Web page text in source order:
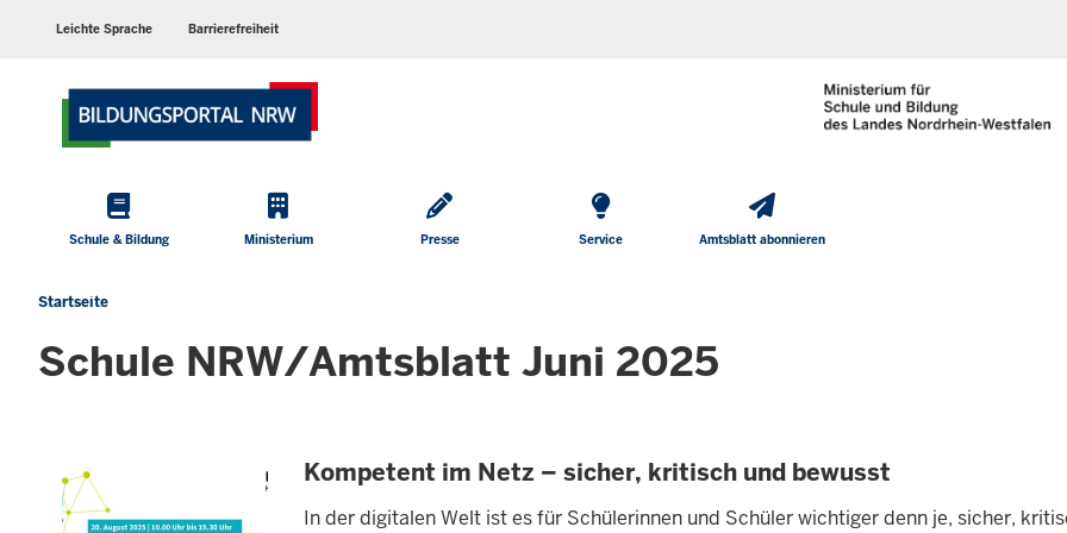
Sprachen
Leichte Sprache Barrierefreiheit
Hauptmenü
Schule & Bildung Ministerium Presse Service Amtsblatt abonnieren
Sie
sich
Startseite
Schule NRW/Amtsblatt Juni 2025
Kompetent im Netz – sicher, kritisch und bewusst
In der digitalen Welt ist es für Schülerinnen und Schüler wichtiger denn je, sicher,